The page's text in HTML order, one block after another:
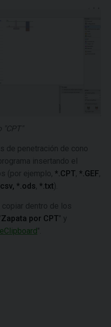
"CPT"
de penetración de cono
insertando el
(por ejemplo, *.CPT, *.GEF,
*.ods, *.txt).
dentro de los
Zapata por CPT" y
".